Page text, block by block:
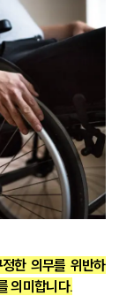
한 의무를 위반하
의미합니다.